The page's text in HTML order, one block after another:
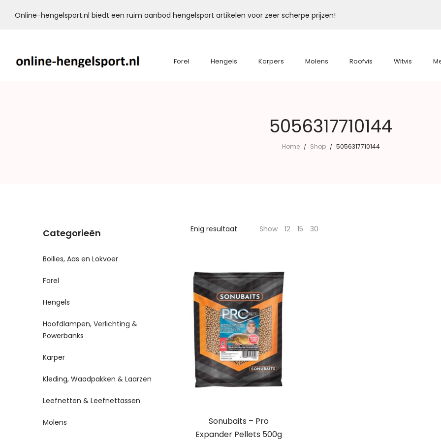
Online-hengelsport.nl biedt een ruim aanbod hengelsport artikelen voor zeer scherpe prijzen!
Forel Hengels Karpers Molens Roofvis Witvis
5056317710144
Home / Shop / 5056317710144
Enig resultaat Show 12 15 30
Sonubaits – Pro
Expander Pellets 500g
Categorieën
Boilies, Aas en Lokvoer
Forel
Hengels
Hoofdlampen, Verlichting &
Powerbanks
Karper
Kleding, Waadpakken & Laarzen
Leefnetten & Leefnettassen
Molens